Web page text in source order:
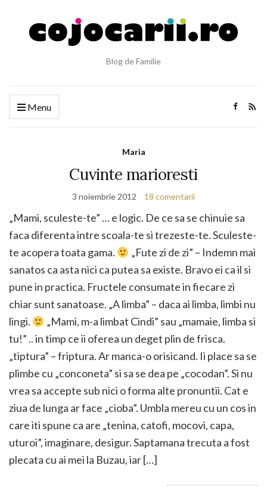
Blog de Familie
Menu
Maria
Cuvinte marioresti
3 noiembrie 2012 18 comentarii
„Mami, sculeste-te” … e logic. De ce sa se chinuie sa
faca diferenta intre scoala-te si trezeste-te. Sculeste-
te acopera toata gama.
„Fute zi de zi” – Indemn mai
sanatos ca asta nici ca putea sa existe. Bravo ei ca il si
pune in practica. Fructele consumate in fiecare zi
chiar sunt sanatoase. „A limba” – daca ai limba, limbi nu
lingi.
„Mami, m-a limbat Cindi” sau „mamaie, limba si
tu!” .. in timp ce ii oferea un deget plin de frisca.
„tiptura” – friptura. Ar manca-o orisicand. Ii place sa se
plimbe cu „conconeta” si sa se dea pe „cocodan”. Si nu
vrea sa accepte sub nici o forma alte pronuntii. Cat e
ziua de lunga ar face „cioba”. Umbla mereu cu un cos in
care iti spune ca are „tenina, catofi, mocovi, capa,
uturoi”, imaginare, desigur. Saptamana trecuta a fost
plecata cu ai mei la Buzau, iar […]